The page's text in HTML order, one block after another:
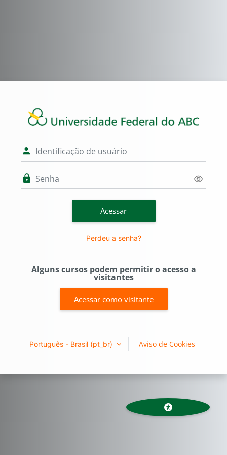
Identificação de usuário
Acessar
Perdeu a senha?
Alguns cursos podem permitir o acesso a
visitantes
Acessar como visitante
Português - Brasil ‎(pt_br)‎ Aviso de Cookies